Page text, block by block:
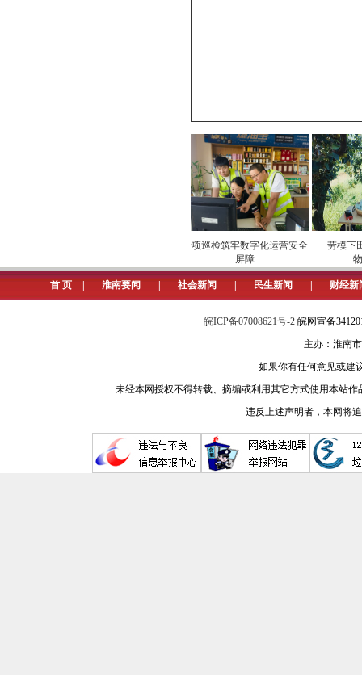
专项巡检筑牢数字化运营安全
屏障
劳模下田
物“
首 页 淮南要闻 社会新闻 民生新闻 财经新
皖ICP备07008621号-2 皖网宣备
主办：淮南
如果你有任何意见或建
未经本网授权不得转载、摘编或利用其它方式使用本站
违反上述声明者，本网将